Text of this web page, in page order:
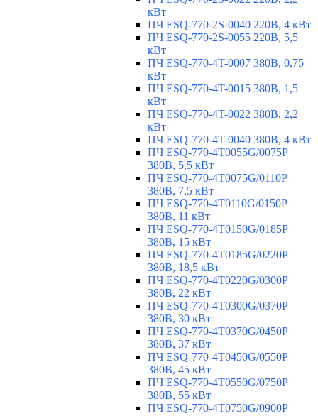
кВт
ПЧ ESQ-770-2S-0040 220В, 4 кВт
ПЧ ESQ-770-2S-0055 220В, 5,5
кВт
ПЧ ESQ-770-4T-0007 380В, 0,75
кВт
ПЧ ESQ-770-4T-0015 380В, 1,5
кВт
ПЧ ESQ-770-4T-0022 380В, 2,2
кВт
ПЧ ESQ-770-4T-0040 380В, 4 кВт
ПЧ ESQ-770-4T0055G/0075P
380В, 5,5 кВт
ПЧ ESQ-770-4T0075G/0110P
380В, 7,5 кВт
ПЧ ESQ-770-4T0110G/0150P
380В, 11 кВт
ПЧ ESQ-770-4T0150G/0185P
380В, 15 кВт
ПЧ ESQ-770-4T0185G/0220P
380В, 18,5 кВт
ПЧ ESQ-770-4T0220G/0300P
380В, 22 кВт
ПЧ ESQ-770-4T0300G/0370P
380В, 30 кВт
ПЧ ESQ-770-4T0370G/0450P
380В, 37 кВт
ПЧ ESQ-770-4T0450G/0550P
380В, 45 кВт
ПЧ ESQ-770-4T0550G/0750P
380В, 55 кВт
ПЧ ESQ-770-4T0750G/0900P